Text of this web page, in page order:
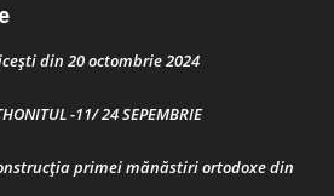
din 20 octombrie 2024
-11/ 24 SEPEMBRIE
primei mănăstiri ortodoxe din